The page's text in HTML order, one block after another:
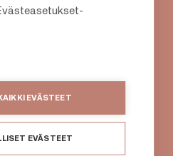
EVÄSTEET
EVÄSTEET